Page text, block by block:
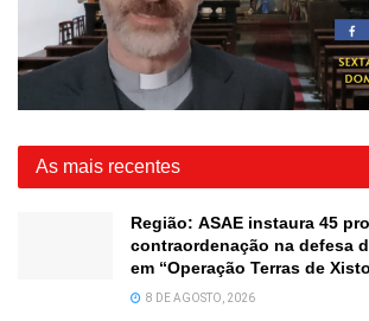
As mais recentes
Região: ASAE instaura 45
contraordenação na defesa
em “Operação Terras de
8 DE AGOSTO, 2026